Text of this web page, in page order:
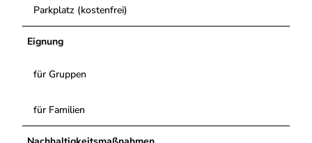
Parkplatz (kostenfrei)
Eignung
für Gruppen
für Familien